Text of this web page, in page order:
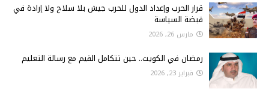
قرار الحرب وإعداد الدول للحرب جيش بلا سلاح ولا إرادة في
قبضة السياسة
مارس 26, 2026
رمضان في الكويت.. حين تتكامل القيم مع رسالة التعليم
فبراير 23, 2026